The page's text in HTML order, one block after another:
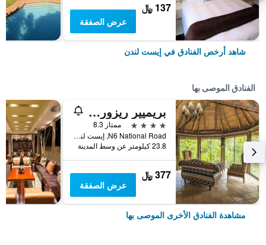
137 ﷼
عرض الصفقة
شاهد أرخص الفنادق في إيست لندن
الفنادق الموصى بها
بريميير ريزورت امبونغو برايفت غايم ريزيرف
4 نجوم
ممتاز 8.3
N6 National Road, إيست لندن, محافظة الكاب الشرقية, جنوب أفريقيا
23.8 كيلومتر عن وسط المدينة
377 ﷼
عرض الصفقة
مشاهدة الفنادق الأخرى الموصى بها